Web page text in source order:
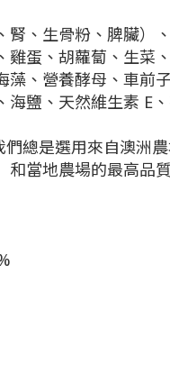
腎、生骨粉、脾臟）
雞蛋、胡蘿蔔、生菜
藻、營養酵母、車前
海鹽、天然維生素 E
總是選用來自澳洲
和當地農場的最高品